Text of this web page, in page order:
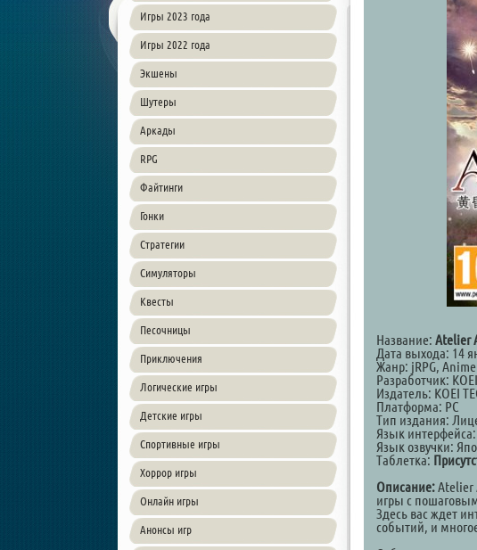
Игры 2023 года
Игры 2022 года
Экшены
Шутеры
Аркады
RPG
Файтинги
Гонки
Стратегии
Симуляторы
Квесты
Песочницы
Приключения
Логические игры
Детские игры
Спортивные игры
Хоррор игры
Онлайн игры
Анонсы игр
Название: Atelier
Дата выхода: 14
Жанр: jRPG, Anime
Разработчик:
Издатель: KOEI
Платформа: PC
Тип издания:
Язык интерфейса:
Язык озвучки:
Таблетка:
Описание:Atelier
игры с
Здесь вас ждет
событий, и